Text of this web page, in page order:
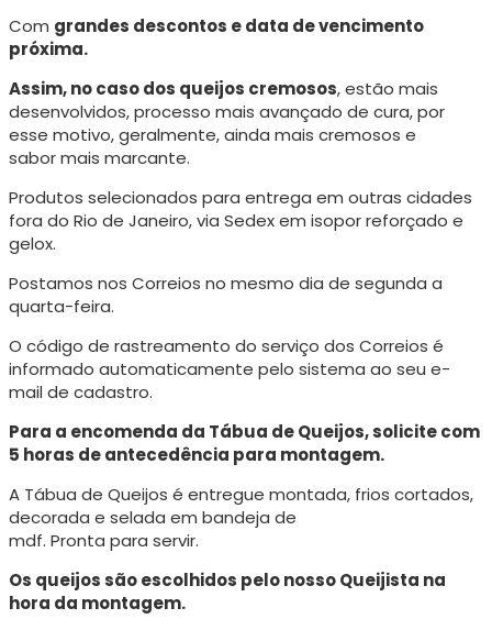
Com grandes descontos e data de vencimento
próxima.
Assim, no caso dos queijos cremosos, estão mais
desenvolvidos, processo mais avançado de cura, por
esse motivo, geralmente, ainda mais cremosos e
sabor mais marcante.
Produtos selecionados para entrega em outras cidades
fora do Rio de Janeiro, via Sedex em isopor reforçado e
gelox.
Postamos nos Correios no mesmo dia de segunda a
quarta-feira.
O código de rastreamento do serviço dos Correios é
informado automaticamente pelo sistema ao seu e-
mail de cadastro.
Para a encomenda da Tábua de Queijos, solicite com
5 horas de antecedência para montagem.
A Tábua de Queijos é entregue montada, frios cortados,
decorada e selada em bandeja de
mdf. Pronta para servir.
Os queijos são escolhidos pelo nosso Queijista na
hora da montagem.